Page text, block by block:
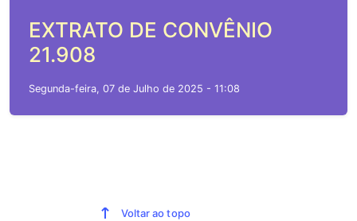
EXTRATO DE CONVÊNIO
21.908
Segunda-feira, 07 de Julho de 2025 - 11:08
Voltar ao topo